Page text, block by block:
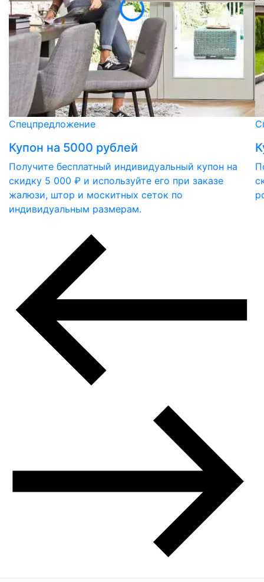
Спецпредложение
Купон на 5000 рублей
Получите бесплатный индивидуальный купон на
скидку 5 000 ₽ и используйте его при заказе
жалюзи, штор и москитных сеток по
индивидуальным размерам.